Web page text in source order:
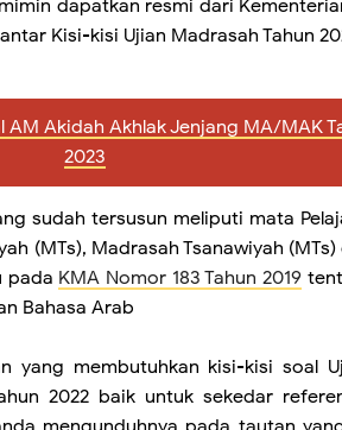
dapatkan resmi dari
Kisi-kisi Ujian Madrasah Tahun
AM Akidah Akhlak Jenjang MA/MAK
2023
sudah tersusun meliputi mata
(MTs), Madrasah Tsanawiyah
pada KMA Nomor 183 Tahun 2019
Bahasa Arab
yang membutuhkan kisi-kisi soal
2022 baik untuk sekedar